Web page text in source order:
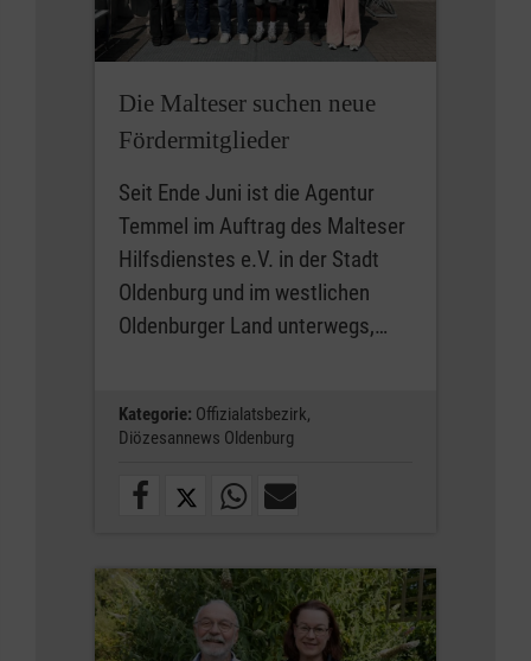
Die Malteser suchen neue
Fördermitglieder
Seit Ende Juni ist die Agentur
Temmel im Auftrag des Malteser
Hilfsdienstes e.V. in der Stadt
Oldenburg und im westlichen
Oldenburger Land unterwegs,…
Kategorie: Offizialatsbezirk,
Diözesannews Oldenburg